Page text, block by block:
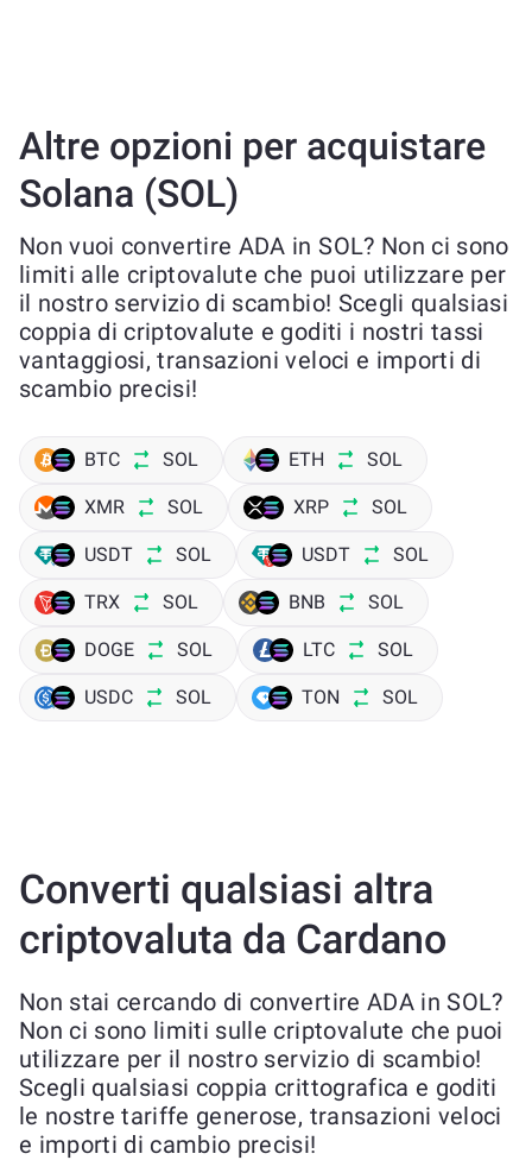
Altre opzioni per acquistare
Solana (SOL)
Non vuoi convertire ADA in SOL? Non ci sono
limiti alle criptovalute che puoi utilizzare per
il nostro servizio di scambio! Scegli qualsiasi
coppia di criptovalute e goditi i nostri tassi
vantaggiosi, transazioni veloci e importi di
scambio precisi!
BTC SOL ETH SOL
XMR SOL XRP SOL
USDT SOL USDT SOL
TRX SOL BNB SOL
DOGE SOL LTC SOL
USDC SOL TON SOL
Converti qualsiasi altra
criptovaluta da Cardano
Non stai cercando di convertire ADA in SOL?
Non ci sono limiti sulle criptovalute che puoi
utilizzare per il nostro servizio di scambio!
Scegli qualsiasi coppia crittografica e goditi
le nostre tariffe generose, transazioni veloci
e importi di cambio precisi!